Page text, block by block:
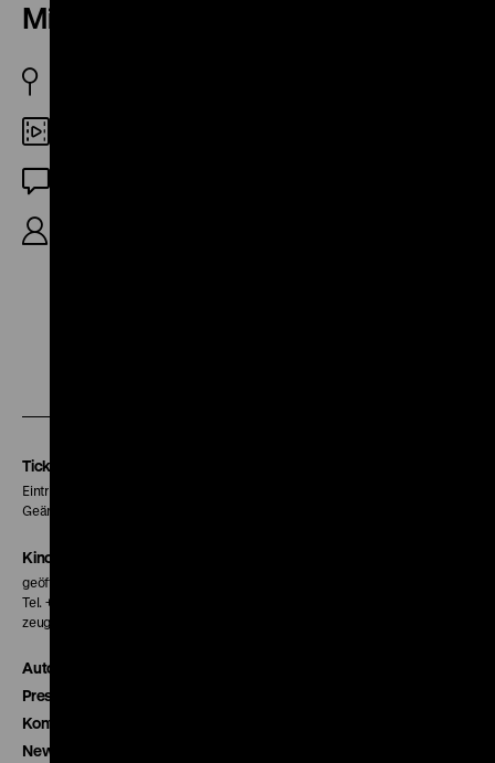
Mit Paula in die Stadt
Tickets
Eintritt 5 €
Geänderte Preise sind im Programm vermerkt.
Kinokasse
geöffnet 30 Minuten vor Beginn der ersten Vorstellung
Tel. + 49 30 20304-770
zeughauskino@dhm.de
Autor*innen
Presse
Kontakt
Newsletter